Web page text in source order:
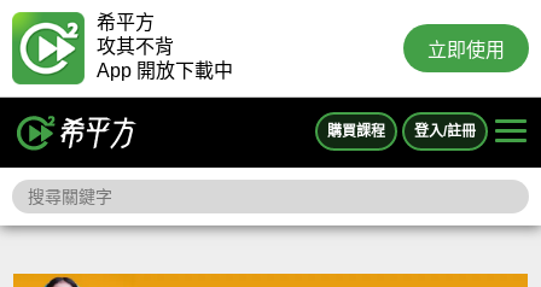
希平方
攻其不背
App 開放下載中
立即使用
購買課程 登入/註冊